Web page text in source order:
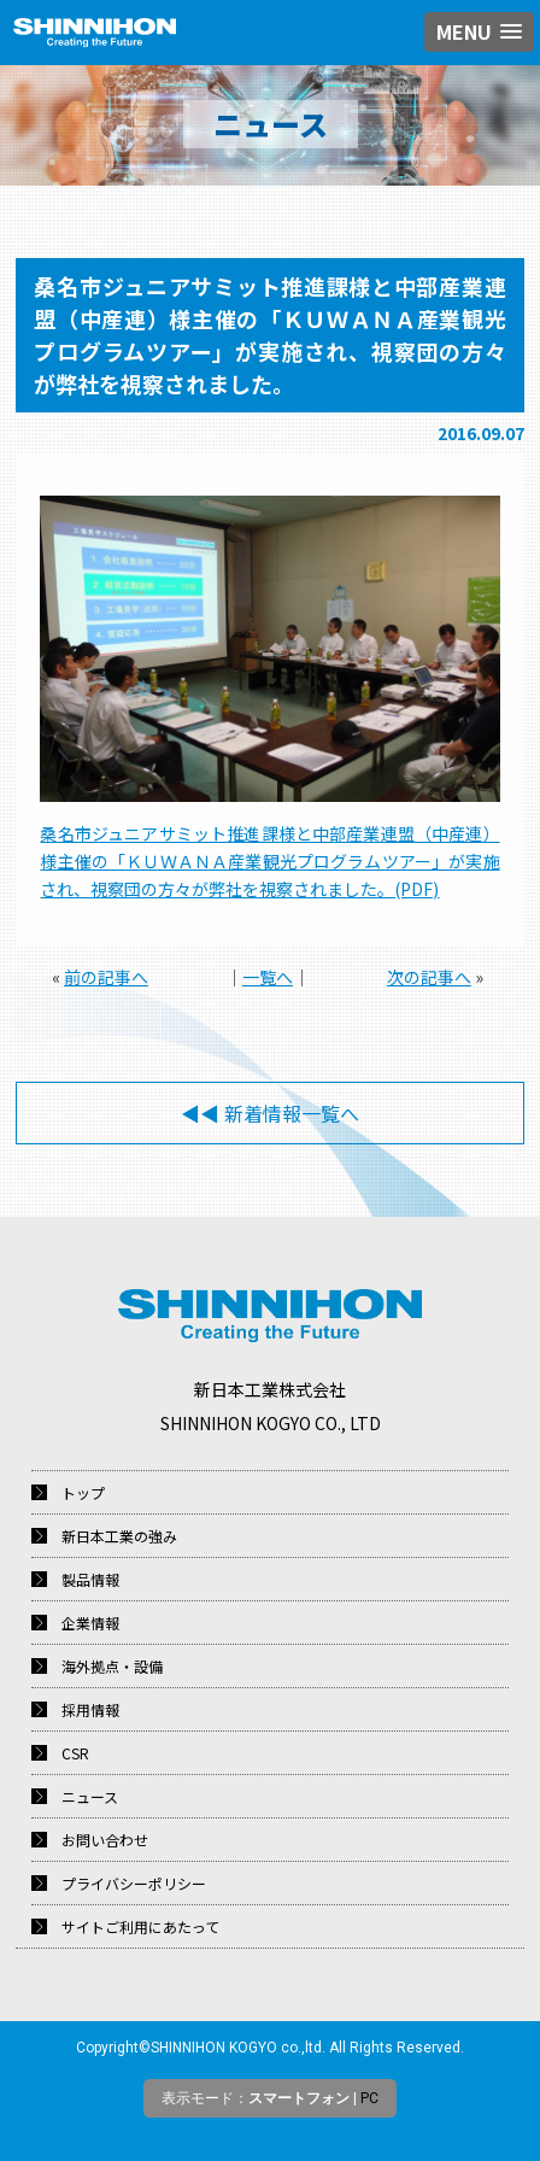
MENU
ニュース
桑名市ジュニアサミット推進課様と中部産業連
盟（中産連）様主催の「ＫＵＷＡＮＡ産業観光
プログラムツアー」が実施され、視察団の方々
が弊社を視察されました。
2016.09.07
桑名市ジュニアサミット推進課様と中部産業連盟（中産連）
様主催の「ＫＵＷＡＮＡ産業観光プログラムツアー」が実施
され、視察団の方々が弊社を視察されました。(PDF)
« 前の記事へ │ 一覧へ│ 次の記事へ»
◀◀︎ 新着情報一覧へ
新日本工業株式会社
SHINNIHON KOGYO CO., LTD
トップ
新日本工業の強み
製品情報
企業情報
海外拠点・設備
採用情報
CSR
ニュース
お問い合わせ
プライバシーポリシー
サイトご利用にあたって
Copyright©SHINNIHON KOGYO co.,ltd. All Rights Reserved.
表示モード： スマートフォン PC